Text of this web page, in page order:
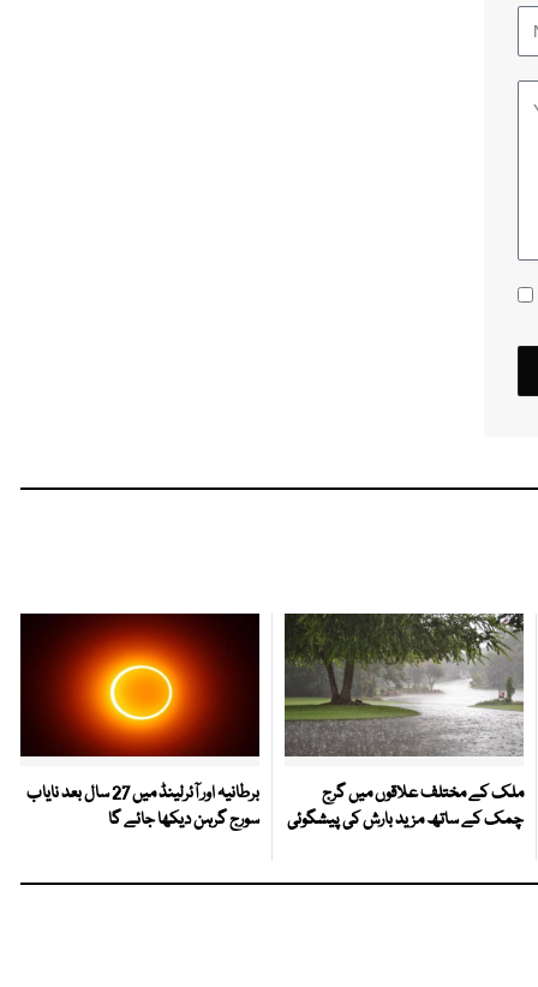
ملک کے مختلف علاقوں میں گرج
چمک کے ساتھ مزید بارش کی پیشگوئی
برطانیہ اور آئرلینڈ میں 27 سال بعد نایاب
سورج گرہن دیکھا جائے گا